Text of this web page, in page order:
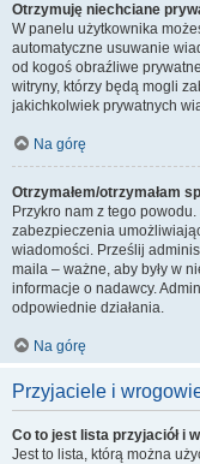
Otrzymuję niechciane
W panelu użytkownika
automatyczne usuwanie
od kogoś obraźliwe
witryny, którzy będą mogli
jakichkolwiek prywatnych
Na górę
Otrzymałem/otrzymałam
Przykro nam z tego
zabezpieczenia
wiadomości. Prześlij
maila – ważne, aby były w
informacje o nadawcy.
odpowiednie działania.
Na górę
Przyjaciele i
Co to jest lista przyjaciół i
Jest to lista, którą można